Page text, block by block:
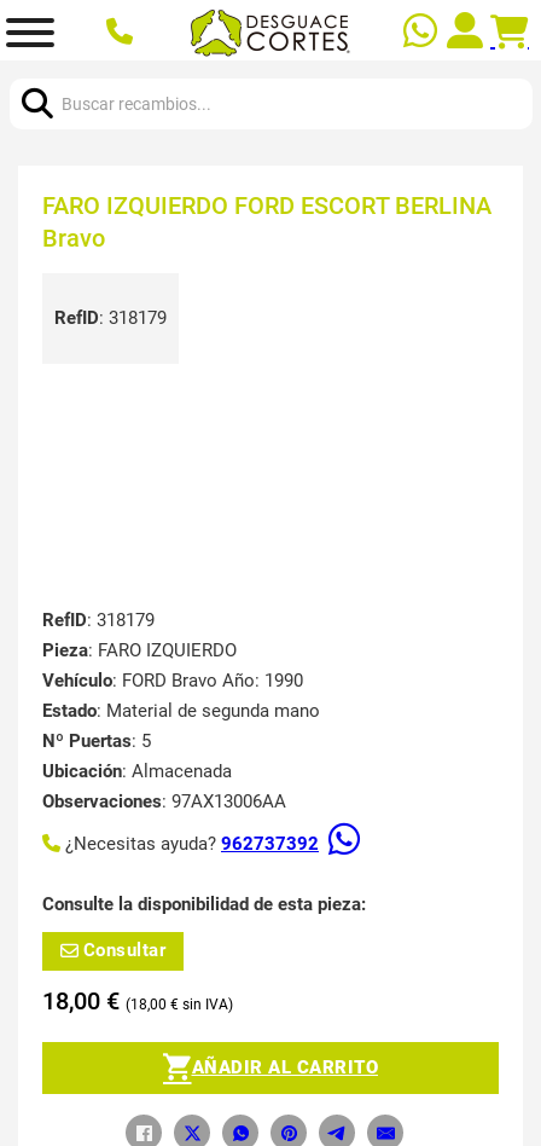
FARO IZQUIERDO FORD ESCORT BERLINA
Bravo
RefID: 318179
RefID: 318179
Pieza: FARO IZQUIERDO
Vehículo: FORD Bravo Año: 1990
Estado: Material de segunda mano
Nº Puertas: 5
Ubicación: Almacenada
Observaciones: 97AX13006AA
¿Necesitas ayuda? 962737392
Consulte la disponibilidad de esta pieza:
Consultar
18,00 € 18,00 €
AÑADIR AL CARRITO